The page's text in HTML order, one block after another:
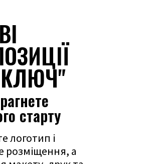
старту
логотип і
розміщення, а